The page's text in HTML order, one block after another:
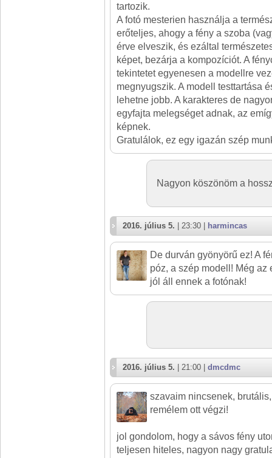
tartozik.
A fotó mesterien használja a
erőteljes, ahogy a fény a szoba
érve elveszik, és ezáltal
képet, bezárja a kompozíciót. A
tekintetet egyenesen a modellre
megnyugszik. A modell testtartása
lehetne jobb. A karakteres de
egyfajta melegséget adnak, az
képnek.
Gratulálok, ez egy igazán szép
Nagyon köszönöm a
2016. július 5. | 23:30 | harmincas
De durván gyönyörű ez! A
póz, a szép modell! Még az
jól áll ennek a fotónak!
2016. július 5. | 21:00 | dmcdmc
szavaim nincsenek,
remélem ott végzi!
jol gondolom, hogy a sávos fény
teljesen hiteles, nagyon nagy